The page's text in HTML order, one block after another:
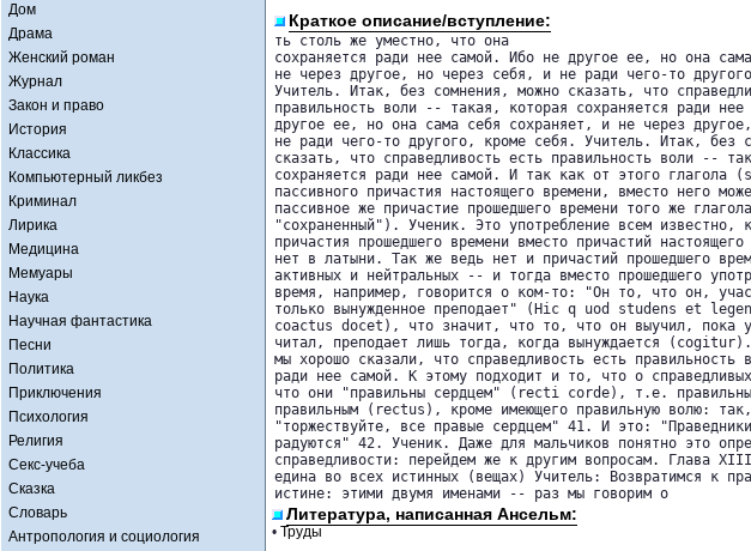
Дом
Драма
Женский роман
Журнал
Закон и право
История
Классика
Компьютерный ликбез
Криминал
Лирика
Медицина
Мемуары
Наука
Научная фантастика
Песни
Политика
Приключения
Психология
Религия
Секс-учеба
Сказка
Словарь
Антропология и социология
Краткое описание/вступление:
ть столь же уместно, что она
сохраняется ради нее самой. Ибо не другое ее, но она
не через другое, но через себя, и не ради чего-то
Учитель. Итак, без сомнения, можно сказать, что
правильность воли -- такая, которая сохраняется ради
другое ее, но она сама себя сохраняет, и не через
не ради чего-то другого, кроме себя. Учитель. Итак, без
сказать, что справедливость есть правильность воли --
сохраняется ради нее самой. И так как от этого глагола
пассивного причастия настоящего времени, вместо него
пассивное же причастие прошедшего времени того же
"сохраненный"). Ученик. Это употребление всем известно,
причастия прошедшего времени вместо причастий
нет в латыни. Так же ведь нет и причастий прошедшего
активных и нейтральных -- и тогда вместо прошедшего
время, например, говорится о ком-то: "Он то, что он,
только вынужденное преподает" (Hic q uod studens et
coactus docet), что значит, что то, что он выучил, пока
читал, преподает лишь тогда, когда вынуждается
мы хорошо сказали, что справедливость есть правильность
ради нее самой. К этому подходит и то, что о
что они "правильны сердцем" (recti corde), т.е.
правильным (rectus), кроме имеющего правильную волю:
"торжествуйте, все правые сердцем" 41. И это:
радуются" 42. Ученик. Даже для мальчиков понятно это
справедливости: перейдем же к другим вопросам. Глава
едина во всех истинных (вещах) Учитель: Возвратимся к
истине: этими двумя именами -- раз мы говорим о
Литература, написанная Ансельм:
• Труды